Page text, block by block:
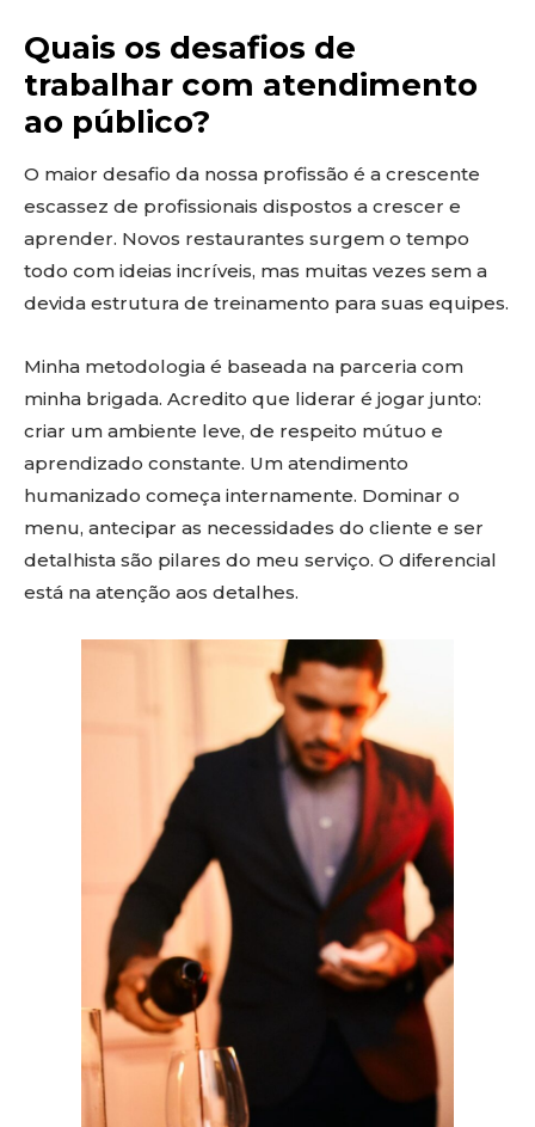
Quais os desafios de
trabalhar com atendimento
ao público?
O maior desafio da nossa profissão é a crescente
escassez de profissionais dispostos a crescer e
aprender. Novos restaurantes surgem o tempo
todo com ideias incríveis, mas muitas vezes sem a
devida estrutura de treinamento para suas equipes.
Minha metodologia é baseada na parceria com
minha brigada. Acredito que liderar é jogar junto:
criar um ambiente leve, de respeito mútuo e
aprendizado constante. Um atendimento
humanizado começa internamente. Dominar o
menu, antecipar as necessidades do cliente e ser
detalhista são pilares do meu serviço. O diferencial
está na atenção aos detalhes.